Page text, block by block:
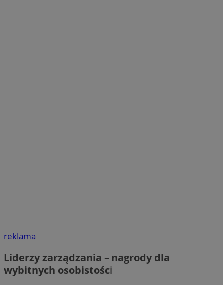
reklama
Liderzy zarządzania – nagrody dla
wybitnych osobistości